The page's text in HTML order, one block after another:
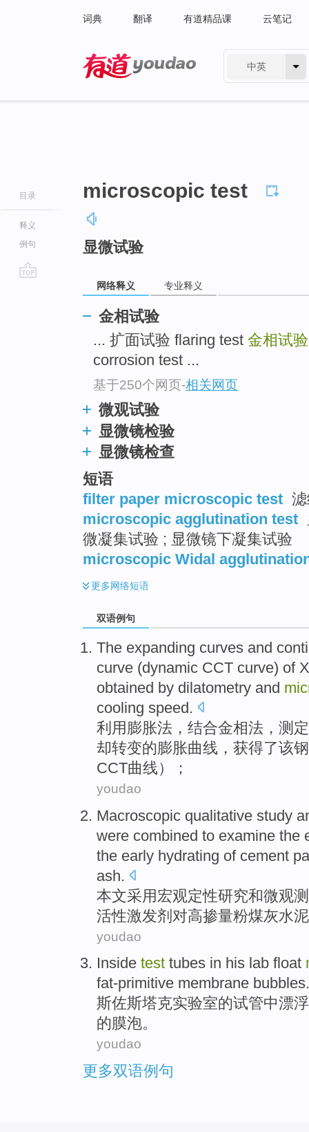
词典 翻译 有道精品课 云笔记
中英
目录
释义
例句
microscopic test
显微试验
网络释义 专业释义
金相试验
... 扩面试验 flaring test 金相试
corrosion test ...
基于250个网页-相关网页
微观试验
显微镜检验
显微镜检查
短语
filter paper microscopic test
microscopic agglutination test
微凝集试验 ; 显微镜下凝集试验
microscopic Widal
更多网络短语
双语例句
The expanding curves and
curve (dynamic CCT curve) of
obtained by dilatometry and
cooling speed.
利用 膨胀法，结合金相法，测
却转变的膨胀曲线 ， 获得了该钢
CCT曲线）；
youdao
Macroscopic qualitative study
were combined to examine the
the early hydrating ofcement
ash.
本文采用宏观定性研究和微观
活性激发剂 对高掺量粉煤灰水
youdao
Inside test tubes in his lab float
fat-primitive membrane bubbles.
斯佐斯塔克实验室的试管中漂
的膜泡。
youdao
更多双语例句